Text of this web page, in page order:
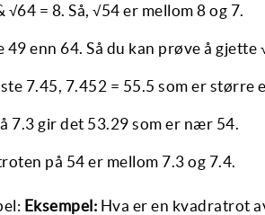
√64 = 8. Så, √54 er mellom 8 og 7.
enn 64. Så du kan prøve å gjette
7.45, 7.452 = 55.5 som er større
7.3 gir det 53.29 som er nær 54.
på 54 er mellom 7.3 og 7.4.
Eksempel: Hva er en kvadratrot